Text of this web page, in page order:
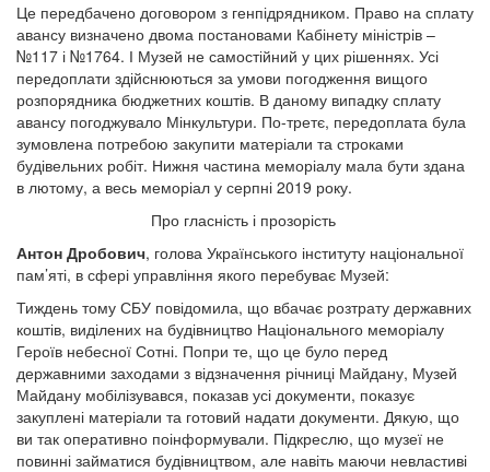
Це передбачено договором з генпідрядником. Право на сплату
авансу визначено двома постановами Кабінету міністрів –
№117 і №1764. І Музей не самостійний у цих рішеннях. Усі
передоплати здійснюються за умови погодження вищого
розпорядника бюджетних коштів. В даному випадку сплату
авансу погоджувало Мінкультури. По-третє, передоплата була
зумовлена потребою закупити матеріали та строками
будівельних робіт. Нижня частина меморіалу мала бути здана
в лютому, а весь меморіал у серпні 2019 року.
Про гласність і прозорість
Антон Дробович, голова Українського інституту національної
пам’яті, в сфері управління якого перебуває Музей:
Тиждень тому СБУ повідомила, що вбачає розтрату державних
коштів, виділених на будівництво Національного меморіалу
Героїв небесної Сотні. Попри те, що це було перед
державними заходами з відзначення річниці Майдану, Музей
Майдану мобілізувався, показав усі документи, показує
закуплені матеріали та готовий надати документи. Дякую, що
ви так оперативно поінформували. Підкреслю, що музеї не
повинні займатися будівництвом, але навіть маючи невластиві